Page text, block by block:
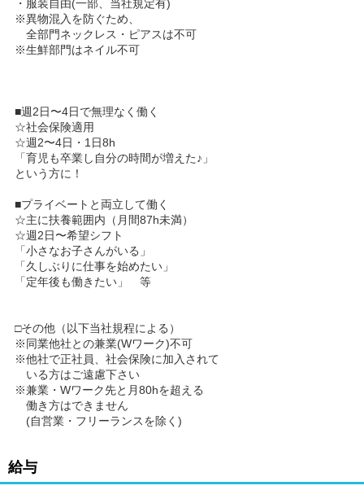
・服装自由(一部、当社規定有)
※異物混入を防ぐため、
全部門ネックレス・ピアスは不可
※生鮮部門はネイル不可
■週2日〜4日で無理なく働く
☆社会保険適用
☆週2〜4日・1日8h
「育児も卒業し自分の時間が増えた♪」
という方に！
■プライベートと両立して働く
☆主に扶養範囲内（月間87h未満）
☆週2日〜希望シフト
「小さなお子さんがいる」
「久しぶりに仕事を始めたい」
「定年後も働きたい」 等
□その他（以下当社規程による）
※同業他社との兼業(Wワーク)不可
※他社で正社員、社会保険に加入されて
いる方はご遠慮下さい
※兼業・Wワーク先と月80hを超える
働き方はできません
(自営業・フリーランスを除く)
給与